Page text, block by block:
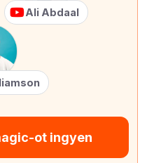
Ali Abdaal
ot ingyen